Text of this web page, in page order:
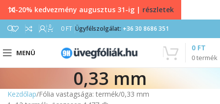
0 0 FT Ügyfélszolgálat: +36 30 8686 351
MENÜ
0termék
0 FT
0,33 mm
Kezdőlap Fólia vastagsága: termék 0,33 mm
10-20% kedvezmény augusztus 31-ig | részletek